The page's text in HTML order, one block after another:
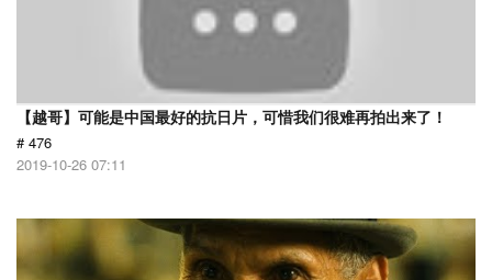
【越哥】可能是中国最好的抗日片，可惜我们很难再拍出来了！
# 476
2019-10-26 07:11